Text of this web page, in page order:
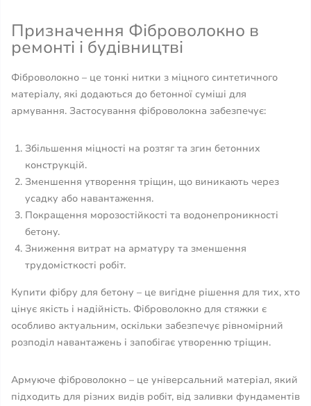
Призначення Фіброволокно в
ремонті і будівництві
Фіброволокно – це тонкі нитки з міцного синтетичного
матеріалу, які додаються до бетонної суміші для
армування. Застосування фіброволокна забезпечує:
Збільшення міцності на розтяг та згин бетонних
конструкцій.
Зменшення утворення тріщин, що виникають через
усадку або навантаження.
Покращення морозостійкості та водонепроникності
бетону.
Зниження витрат на арматуру та зменшення
трудомісткості робіт.
Купити фібру для бетону – це вигідне рішення для тих, хто
цінує якість і надійність. Фіброволокно для стяжки є
особливо актуальним, оскільки забезпечує рівномірний
розподіл навантажень і запобігає утворенню тріщин.
Армуюче фіброволокно – це універсальний матеріал, який
підходить для різних видів робіт, від заливки фундаментів